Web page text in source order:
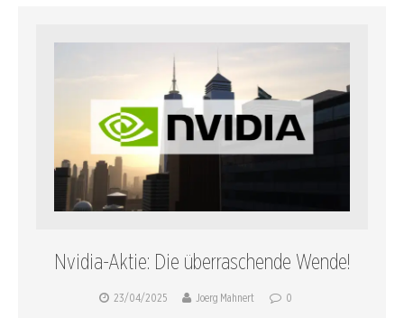
Nvidia-Aktie: Die überraschende Wende!
23/04/2025 Joerg Mahnert 0